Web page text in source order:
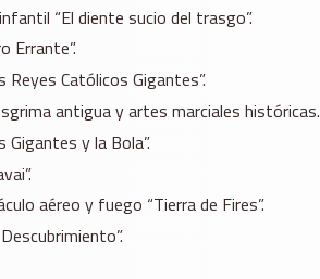
“El diente sucio del trasgo”.
Errante”.
Reyes Católicos Gigantes”.
antigua y artes marciales históricas.
Gigantes y la Bola”.
aéreo y fuego “Tierra de Fires”.